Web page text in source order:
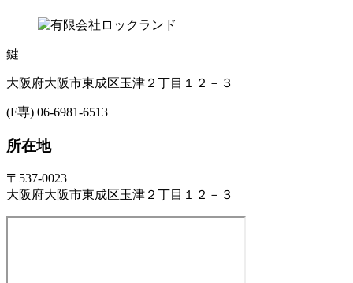
鍵
大阪府大阪市東成区玉津２丁目１２－３
(F専) 06-6981-6513
所在地
〒537-0023
大阪府大阪市東成区玉津２丁目１２－３